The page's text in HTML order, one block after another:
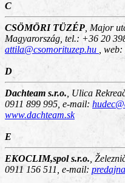
C
CSÖMÖRI TÜZÉP Major
Magyarország , tel.: +36 20
attila@csomorituzep.hu
, web:
D
Dachteam s.r.o. Ulica
0911 899 995, e-mail:
www.dachteam.sk
E
EKOCLIM,spol s.r.o.
0911 156 511, e-mail: